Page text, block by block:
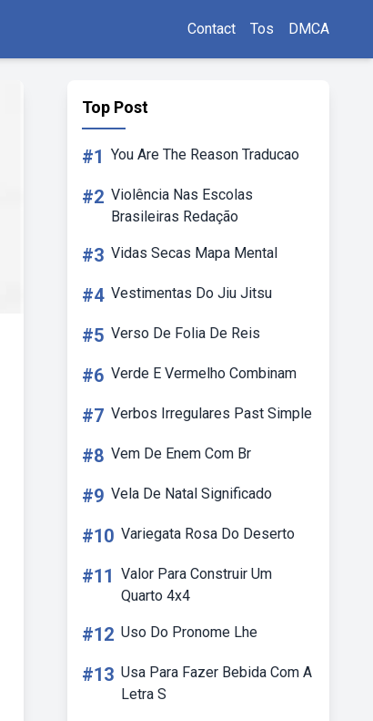
Contact Tos DMCA
Top Post
#1 You Are The Reason Traducao
#2 Violência Nas Escolas
Brasileiras Redação
#3 Vidas Secas Mapa Mental
#4 Vestimentas Do Jiu Jitsu
#5 Verso De Folia De Reis
#6 Verde E Vermelho Combinam
#7 Verbos Irregulares Past Simple
#8 Vem De Enem Com Br
#9 Vela De Natal Significado
#10 Variegata Rosa Do Deserto
#11 Valor Para Construir Um
Quarto 4x4
#12 Uso Do Pronome Lhe
#13 Usa Para Fazer Bebida Com A
Letra S